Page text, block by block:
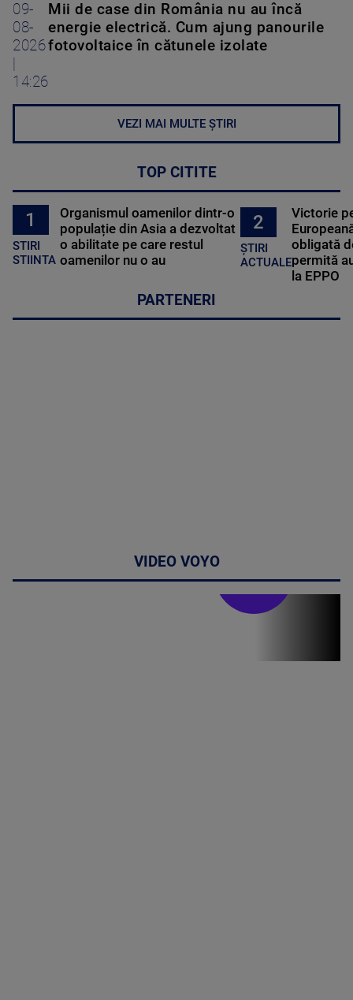
09-
08-
2026
14:26
Mii de case din România nu au încă
energie electrică. Cum ajung panourile
fotovoltaice în cătunele izolate
VEZI MAI MULTE ȘTIRI
TOP CITITE
1
STIRI
STIINTA
Organismul oamenilor dintr-o
populație din Asia a dezvoltat
o abilitate pe care restul
oamenilor nu o au
2
ȘTIRI
ACTUALE
Victorie
obligată
permită
la EPPO
PARTENERI
VIDEO VOYO